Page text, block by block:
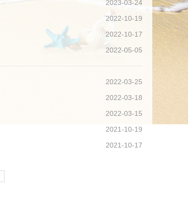
2023-03-24
2022-10-19
2022-10-17
2022-05-05
2022-03-25
2022-03-18
2022-03-15
2021-10-19
2021-10-17